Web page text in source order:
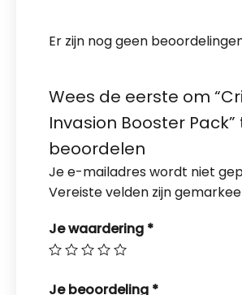
Er zijn nog geen
Wees de eerste om
Invasion Booster Pack”
beoordelen
Je e-mailadres wordt niet
Vereiste velden zijn
Je waardering *
Je beoordeling *